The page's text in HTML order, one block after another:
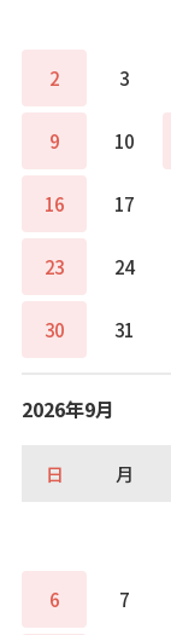
2 3
9 10
16 17
23 24
30 31
2026年9月
日 月
6 7